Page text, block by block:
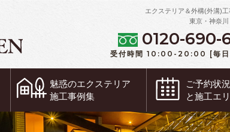
エクステリア＆外構(外溝)
東京・神奈川
0120-690-
受付時間 10:00-20:00 [毎日
魅惑のエクステリア
施工事例集
ご予約状況
と施工エ